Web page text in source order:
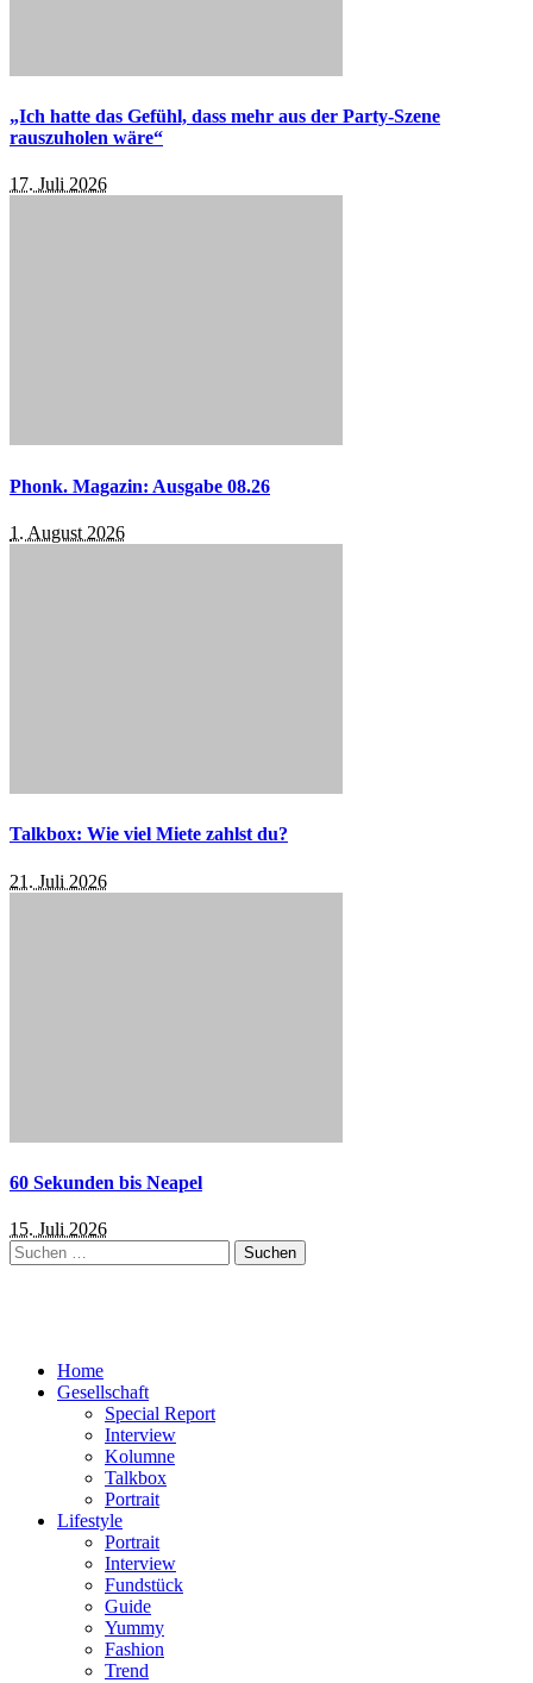
„Ich hatte das Gefühl, dass mehr aus der Party-Szene
rauszuholen wäre“
17. Juli 2026
Phonk. Magazin: Ausgabe 08.26
1. August 2026
Talkbox: Wie viel Miete zahlst du?
21. Juli 2026
60 Sekunden bis Neapel
15. Juli 2026
Suchen
nach:
Home
Gesellschaft
Special Report
Interview
Kolumne
Talkbox
Portrait
Lifestyle
Portrait
Interview
Fundstück
Guide
Yummy
Fashion
Trend